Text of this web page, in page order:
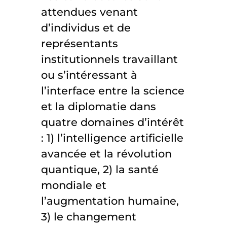
attendues venant
d’individus et de
représentants
institutionnels travaillant
ou s’intéressant à
l’interface entre la science
et la diplomatie dans
quatre domaines d’intérêt
: 1) l’intelligence artificielle
avancée et la révolution
quantique, 2) la santé
mondiale et
l’augmentation humaine,
3) le changement